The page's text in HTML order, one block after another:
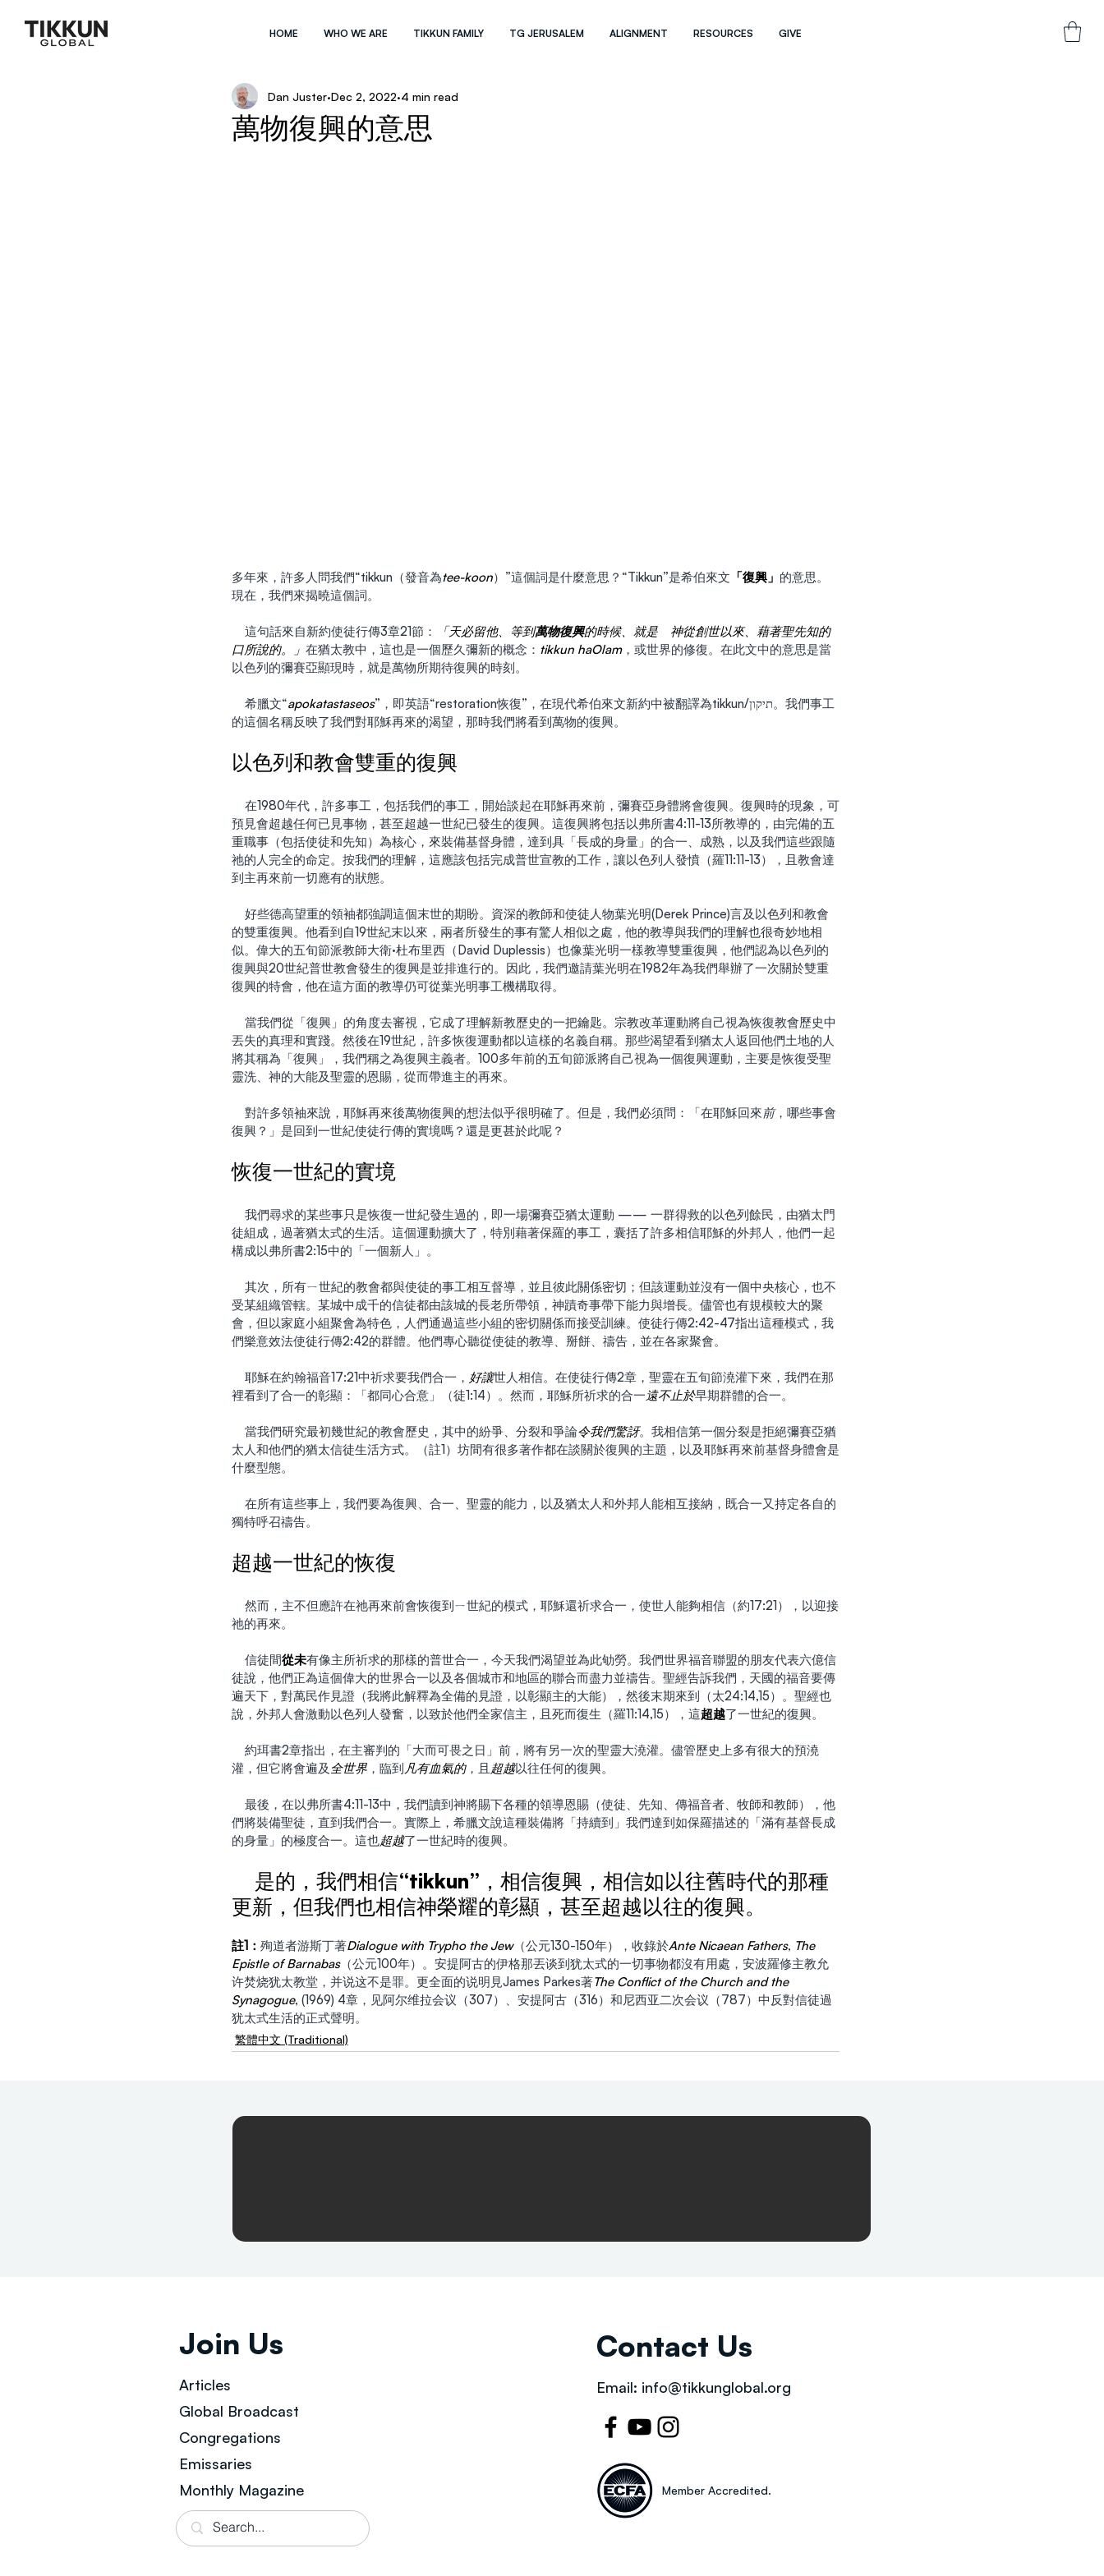
HOME WHO WE ARE TIKKUN FAMILY TG JERUSALEM ALIGNMENT RESOURCES GIVE
萬物復興的意思
Dan Juster Dec 2, 2022 4 min read
多年來，許多人問我們“tikkun（發音為tee-koon）”這個詞是什麼意思？“Tikkun”是希伯來文 「復興」 的意思。
現在，我們來揭曉這個詞。
    這句話來自新約使徒行傳3章21節：
「天必留他、等到萬物復興的時候、就是　神從創世以來、藉著聖先知的
口所說的。」 在猶太教中，這也是一個歷久彌新的概念： tikkun haOlam，或世界的修復。在此文中的意思是當
以色列的彌賽亞顯現時，就是萬物所期待復興的時刻。
    希臘文“
apokatastaseos”，即英語“restoration恢復”，在現代希伯來文新約中被翻譯為tikkun/תיקון。我們事工
的這個名稱反映了我們對耶穌再來的渴望，那時我們將看到萬物的復興。
以色列和教會雙重的復興
預見會超越任何已見事物，甚至超越一世紀已發生的復興。這復興將包括以弗所書4:11-13所教導的，由完備的五
重職事（包括使徒和先知）為核心，來裝備基督身體，達到具「長成的身量」的合一、成熟，以及我們這些跟隨
祂的人完全的命定。按我們的理解，這應該包括完成普世宣教的工作，讓以色列人發憤（羅11:11-13），且教會達
到主再來前一切應有的狀態。
的雙重復興。他看到自19世紀末以來，兩者所發生的事有驚人相似之處，他的教導與我們的理解也很奇妙地相
似。偉大的五旬節派教師大衛·杜布里西（David Duplessis）也像葉光明一樣教導雙重復興，他們認為以色列的
復興與20世紀普世教會發生的復興是並排進行的。因此，我們邀請葉光明在1982年為我們舉辦了一次關於雙重
復興的特會，他在這方面的教導仍可從葉光明事工機構取得。
丟失的真理和實踐。然後在19世紀，許多恢復運動都以這樣的名義自稱。那些渴望看到猶太人返回他們土地的人
將其稱為「復興」，我們稱之為復興主義者。100多年前的五旬節派將自己視為一個復興運動，主要是恢復受聖
靈洗、神的大能及聖靈的恩賜，從而帶進主的再來。
    對許多領袖來說，耶穌再來後萬物復興的想法似乎很明確了。但是，我們必須問：「在耶穌回來
前，哪些事會
復興？」是回到一世紀使徒行傳的實境嗎？還是更甚於此呢？
恢復一世紀的實境
徒組成，過著猶太式的生活。這個運動擴大了，特別藉著保羅的事工，囊括了許多相信耶穌的外邦人，他們一起
構成以弗所書2:15中的「一個新人」。
受某組織管轄。某城中成千的信徒都由該城的長老所帶領，神蹟奇事帶下能力與增長。儘管也有規模較大的聚
會，但以家庭小組聚會為特色，人們通過這些小組的密切關係而接受訓練。使徒行傳2:42-47指出這種模式，我
們樂意效法使徒行傳2:42的群體。他們專心聽從使徒的教導、掰餅、禱告，並在各家聚會。
    耶穌在約翰福音17:21中祈求要我們合一，
好讓世人相信。在使徒行傳2章，聖靈在五旬節澆灌下來，我們在那
裡看到了合一的彰顯：「都同心合意」（徒1:14）。然而，耶穌所祈求的合一遠不止於早期群體的合一。
    當我們研究最初幾世紀的教會歷史，其中的紛爭、分裂和爭論
令我們驚訝。我相信第一個分裂是拒絕彌賽亞猶
太人和他們的猶太信徒生活方式。（註1）坊間有很多著作都在談關於復興的主題，以及耶穌再來前基督身體會是
什麼型態。
獨特呼召禱告。
超越一世紀的恢復
祂的再來。
    信徒間
從未有像主所祈求的那樣的普世合一，今天我們渴望並為此劬勞。我們世界福音聯盟的朋友代表六億信
徒說，他們正為這個偉大的世界合一以及各個城市和地區的聯合而盡力並禱告。聖經告訴我們，天國的福音要傳
遍天下，對萬民作見證（我將此解釋為全備的見證，以彰顯主的大能），然後末期來到（太24:14,15）。聖經也
說，外邦人會激動以色列人發奮，以致於他們全家信主，且死而復生（羅11:14,15），這超越了一世紀的復興。
灌，但它將會遍及 全世界 ，臨到 凡有血氣的，且 超越以往任何的復興。
們將裝備聖徒，直到我們合一。實際上，希臘文說這種裝備將「持續到」我們達到如保羅描述的「滿有基督長成
的身量」的極度合一。這也超越了一世紀時的復興。
   是的，我們相信“tikkun”，相信復興，相信如以往舊時代的那種
更新，但我們也相信神榮耀的彰顯，甚至超越以往的復興。
註1： 殉道者游斯丁著Dialogue with Trypho the Jew（公元130-150年），收錄於Ante Nicaean Fathers, The
Epistle of Barnabas（公元100年）。安提阿古的伊格那丟谈到犹太式的一切事物都沒有用處，安波羅修主教允
许焚烧犹太教堂，并说这不是罪。更全面的说明見James Parkes著The Conflict of the Church and the
Synagogue, (1969) 4章，见阿尔维拉会议（307）、安提阿古（316）和尼西亚二次会议（787）中反對信徒過
犹太式生活的正式聲明。
繁體中文 (Traditional)
Join Us
Articles
Global Broadcast
Congregations
Emissaries
Monthly Magazine
Contact Us
Email: info@tikkunglobal.org
Member Accredited.